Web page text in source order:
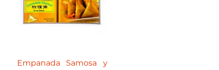
Empanada Samosa y